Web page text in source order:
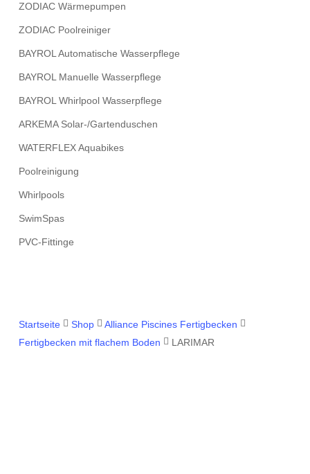
ZODIAC Wärmepumpen
ZODIAC Poolreiniger
BAYROL Automatische Wasserpflege
BAYROL Manuelle Wasserpflege
BAYROL Whirlpool Wasserpflege
ARKEMA Solar-/Gartenduschen
WATERFLEX Aquabikes
Poolreinigung
Whirlpools
SwimSpas
PVC-Fittinge
Startseite Shop
Alliance Piscines Fertigbecken
Fertigbecken mit flachem Boden
LARIMAR